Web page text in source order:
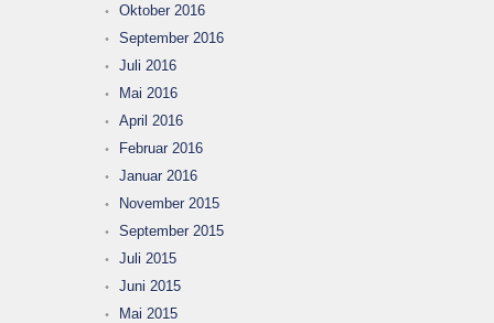
Oktober 2016
September 2016
Juli 2016
Mai 2016
April 2016
Februar 2016
Januar 2016
November 2015
September 2015
Juli 2015
Juni 2015
Mai 2015